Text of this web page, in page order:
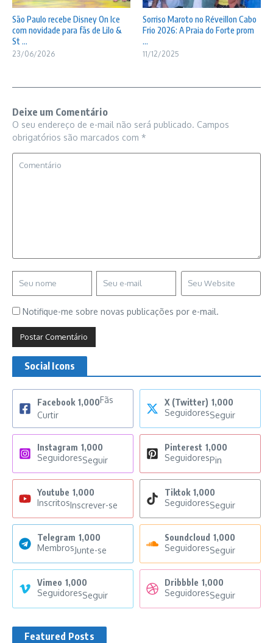
São Paulo recebe Disney On Ice
com novidade para fãs de Lilo &
St ...
23/06/2026
Sorriso Maroto no Réveillon Cabo
Frio 2026: A Praia do Forte prom
...
11/12/2025
Deixe um Comentário
O seu endereço de e-mail não será publicado. Campos
obrigatórios são marcados com *
Notifique-me sobre novas publicações por e-mail.
Social Icons
Facebook 1,000Fãs
Curtir
X (Twitter) 1,000
SeguidoresSeguir
Instagram 1,000
SeguidoresSeguir
Pinterest 1,000
SeguidoresPin
Youtube 1,000
InscritosInscrever-se
Tiktok 1,000
SeguidoresSeguir
Telegram 1,000
MembrosJunte-se
Soundcloud 1,000
SeguidoresSeguir
Vimeo 1,000
SeguidoresSeguir
Dribbble 1,000
SeguidoresSeguir
Featured Posts